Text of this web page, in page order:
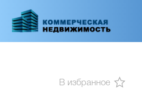
основному
В избранное